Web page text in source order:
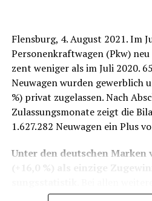
Flens­burg, 4. August 2021. Im
Per­so­nen­kraft­wa­gen (Pkw)
zent weni­ger als im Juli 2020.
Neu­wa­gen wur­den gewerb­lich
%) pri­vat zuge­las­sen. Nach
Zulas­sungs­mo­na­te zeigt die
1.627.282 Neu­wa­gen ein Plus
Unter den deut­schen Mar­ken
zeig­ten sich Rück­gän­ge, die bei